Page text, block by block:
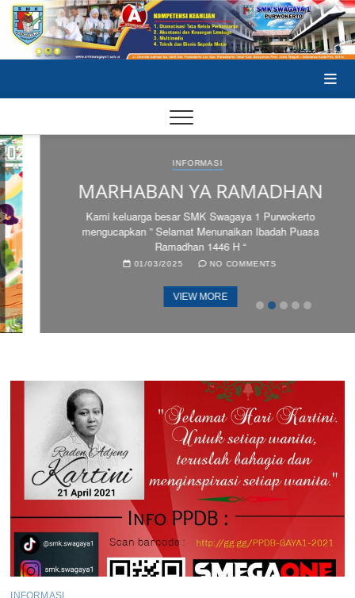
Skip
content
INFORMASI
MARHABAN YA RAMADHAN
Kami keluarga besar SMK Swagaya 1 Purwokerto
mengucapkan ” Selamat Menunaikan Ibadah Puasa
Ramadhan 1446 H “
01/03/2025 NO COMMENTS
VIEW MORE
INFORMASI